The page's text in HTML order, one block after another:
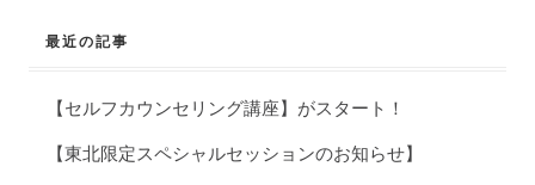
最近の記事
【セルフカウンセリング講座】がスタート！
【東北限定スペシャルセッションのお知らせ】